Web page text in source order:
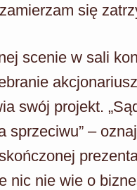
się
scenie w sali
swój projekt.
sprzeciwu” –
nic nie wie o